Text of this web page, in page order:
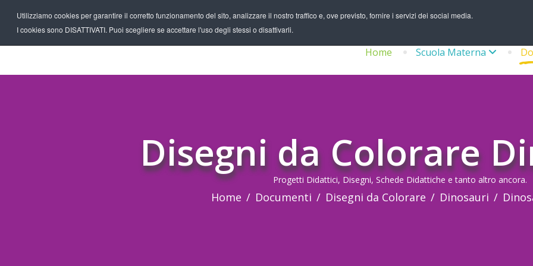
Utilizziamo cookies per garantire il corretto funzionamento del sito, analizzare il nostro traffico e, ove previsto, fornire i servizi dei social media.
I cookies sono DISATTIVATI. Puoi scegliere se accettare l'uso degli stessi o disattivarli.
Home Scuola Materna
Disegni da Colorare
Progetti Didattici, Disegni, Schede Didattiche e tanto altro ancora.
Home Documenti Disegni da Colorare Dinosauri